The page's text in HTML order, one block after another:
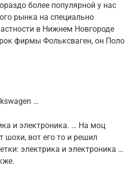
более популярной у нас
рынка на специально
в Нижнем Новгороде
фирмы Фольксваген, он Поло
…
и электроника. … На моц
шохи, вот его то и решил
электрика и электроника …